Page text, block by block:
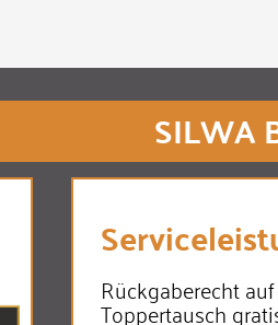
SILWA
Rückgaberecht
Toppertausch